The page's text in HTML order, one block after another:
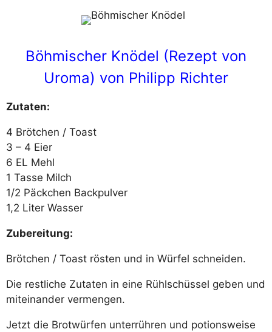
Böhmischer Knödel (Rezept von
Uroma) von Philipp Richter
Zutaten:
4 Brötchen / Toast
3 – 4 Eier
6 EL Mehl
1 Tasse Milch
1/2 Päckchen Backpulver
1,2 Liter Wasser
Zubereitung:
Brötchen / Toast rösten und in Würfel schneiden.
Die restliche Zutaten in eine Rühlschüssel geben und
miteinander vermengen.
Jetzt die Brotwürfen unterrühren und potionsweise